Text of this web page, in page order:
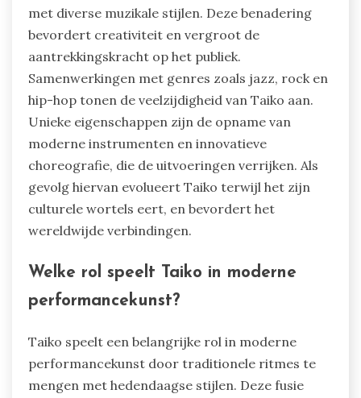
met diverse muzikale stijlen. Deze benadering
bevordert creativiteit en vergroot de
aantrekkingskracht op het publiek.
Samenwerkingen met genres zoals jazz, rock en
hip-hop tonen de veelzijdigheid van Taiko aan.
Unieke eigenschappen zijn de opname van
moderne instrumenten en innovatieve
choreografie, die de uitvoeringen verrijken. Als
gevolg hiervan evolueert Taiko terwijl het zijn
culturele wortels eert, en bevordert het
wereldwijde verbindingen.
Welke rol speelt Taiko in moderne
performancekunst?
Taiko speelt een belangrijke rol in moderne
performancekunst door traditionele ritmes te
mengen met hedendaagse stijlen. Deze fusie